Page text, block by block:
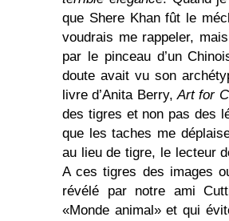
que Shere Khan fût le
voudrais me rappeler,
par le pinceau d’un
doute avait vu son
livre d’Anita Berry,Art for
des tigres et non pas des
que les taches me
au lieu de tigre, le lecteur
A ces tigres des images
révélé par notre ami
«Monde animal» et qui